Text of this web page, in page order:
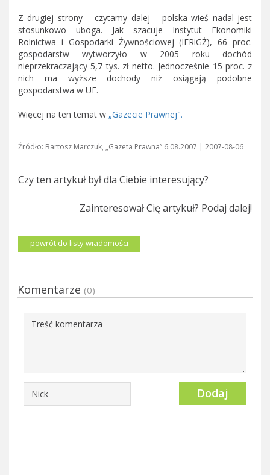
Z drugiej strony – czytamy dalej – polska wieś nadal jest
stosunkowo uboga. Jak szacuje Instytut Ekonomiki
Rolnictwa i Gospodarki Żywnościowej (IERiGŻ), 66 proc.
gospodarstw wytworzyło w 2005 roku dochód
nieprzekraczający 5,7 tys. zł netto. Jednocześnie 15 proc. z
nich ma wyższe dochody niż osiągają podobne
gospodarstwa w UE.
Więcej na ten temat w „Gazecie Prawnej".
Źródło: Bartosz Marczuk, „Gazeta Prawna” 6.08.2007 | 2007-08-06
Czy ten artykuł był dla Ciebie interesujący?
Zainteresował Cię artykuł? Podaj dalej!
powrót do listy wiadomości
Komentarze (0)
Dodaj